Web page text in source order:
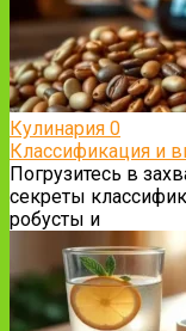
Кулинария 0
Классификация и
Погрузитесь в
секреты
робусты и